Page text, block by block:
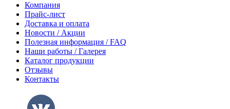
Компания
Прайс-лист
Доставка и оплата
Новости / Акции
Полезная информация / FAQ
Наши работы / Галерея
Каталог продукции
Отзывы
Контакты